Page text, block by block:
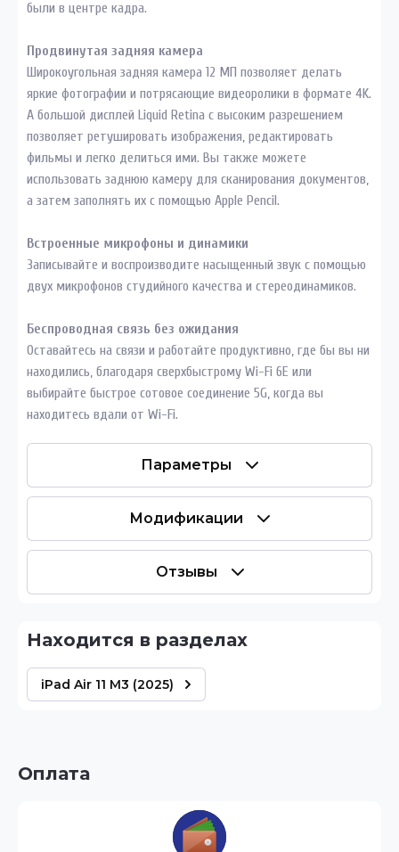
были в центре кадра.
Продвинутая задняя камера
Широкоугольная задняя камера 12 МП позволяет делать
яркие фотографии и потрясающие видеоролики в формате 4K.
А большой дисплей Liquid Retina с высоким разрешением
позволяет ретушировать изображения, редактировать
фильмы и легко делиться ими. Вы также можете
использовать заднюю камеру для сканирования документов,
а затем заполнять их с помощью Apple Pencil.
Встроенные микрофоны и динамики
Записывайте и воспроизводите насыщенный звук с помощью
двух микрофонов студийного качества и стереодинамиков.
Беспроводная связь без ожидания
Оставайтесь на связи и работайте продуктивно, где бы вы ни
находились, благодаря сверхбыстрому Wi-Fi 6E или
выбирайте быстрое сотовое соединение 5G, когда вы
находитесь вдали от Wi-Fi.
Параметры
Модификации
Отзывы
Находится в разделах
iPad Air 11 M3 (2025)
Оплата